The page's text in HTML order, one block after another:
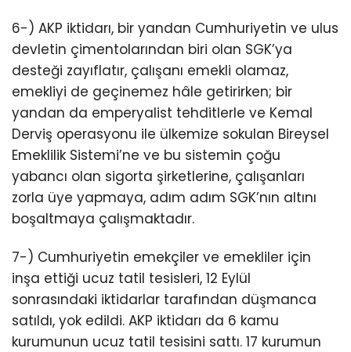
6-) AKP iktidarı, bir yandan Cumhuriyetin ve ulus
devletin çimentolarından biri olan SGK’ya
desteği zayıflatır, çalışanı emekli olamaz,
emekliyi de geçinemez hâle getirirken; bir
yandan da emperyalist tehditlerle ve Kemal
Derviş operasyonu ile ülkemize sokulan Bireysel
Emeklilik Sistemi’ne ve bu sistemin çoğu
yabancı olan sigorta şirketlerine, çalışanları
zorla üye yapmaya, adım adım SGK’nın altını
boşaltmaya çalışmaktadır.
7-) Cumhuriyetin emekçiler ve emekliler için
inşa ettiği ucuz tatil tesisleri, 12 Eylül
sonrasındaki iktidarlar tarafından düşmanca
satıldı, yok edildi. AKP iktidarı da 6 kamu
kurumunun ucuz tatil tesisini sattı. 17 kurumun